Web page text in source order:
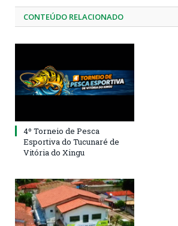
CONTEÚDO RELACIONADO
4º Torneio de Pesca
Esportiva do Tucunaré de
Vitória do Xingu